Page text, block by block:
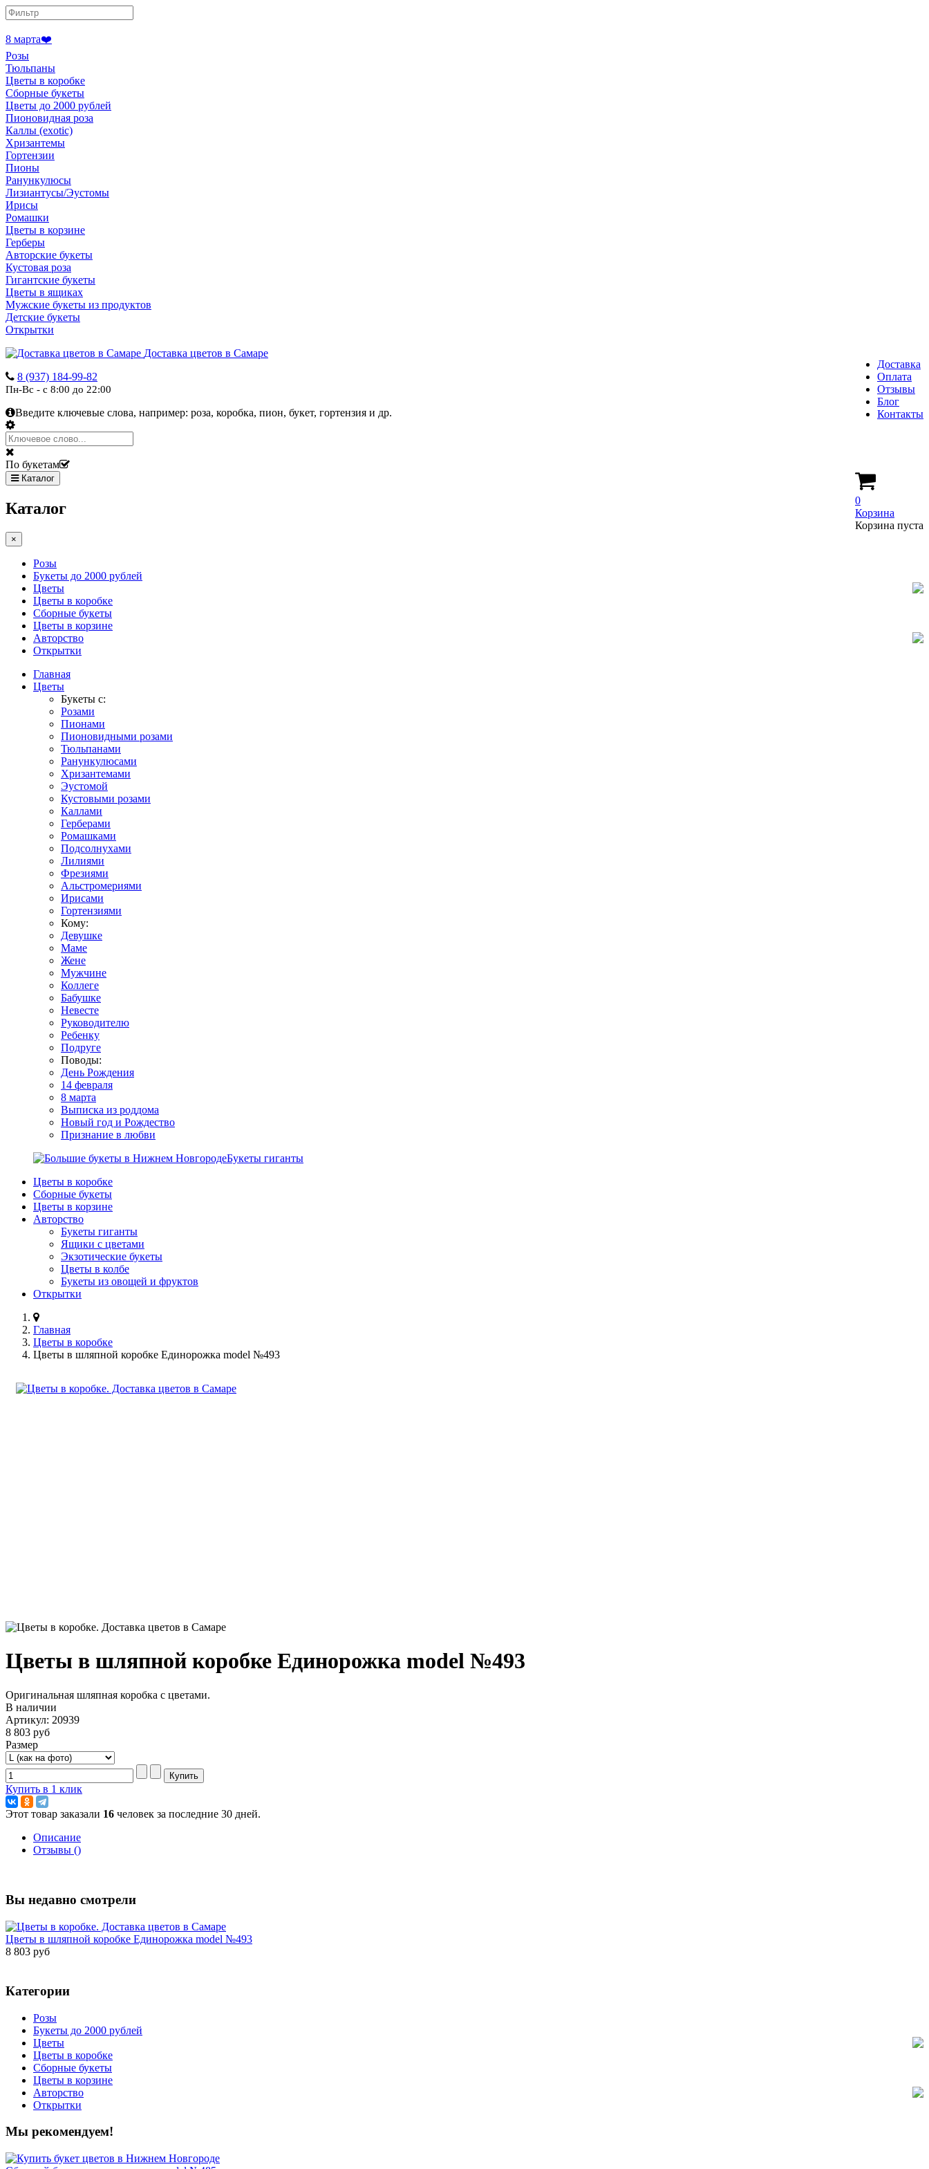
8 марта❤️
Розы
Тюльпаны
Цветы в коробке
Сборные букеты
Цветы до 2000 рублей
Пионовидная роза
Каллы (exotic)
Хризантемы
Гортензии
Пионы
Ранункулюсы
Лизиантусы/Эустомы
Ирисы
Ромашки
Цветы в корзине
Герберы
Авторские букеты
Кустовая роза
Гигантские букеты
Цветы в ящиках
Мужские букеты из продуктов
Детские букеты
Открытки
Доставка
Оплата
Отзывы
Блог
Контакты
Доставка цветов в Самаре
8 (937) 184-99-82
Пн-Вс - с 8:00 до 22:00
Введите ключевые слова, например: роза, коробка, пион, букет, гортензия и др.
По букетам
0
Корзина
Корзина пуста
Каталог
Каталог
×
Розы
Букеты до 2000 рублей
Цветы
Цветы в коробке
Сборные букеты
Цветы в корзине
Авторство
Открытки
Главная
Цветы
Букеты с:
Розами
Пионами
Пионовидными розами
Тюльпанами
Ранункулюсами
Хризантемами
Эустомой
Кустовыми розами
Каллами
Герберами
Ромашками
Подсолнухами
Лилиями
Фрезиями
Альстромериями
Ирисами
Гортензиями
Кому:
Девушке
Маме
Жене
Мужчине
Коллеге
Бабушке
Невесте
Руководителю
Ребенку
Подруге
Поводы:
День Рождения
14 февраля
8 марта
Выписка из роддома
Новый год и Рождество
Признание в любви
Букеты гиганты
Цветы в коробке
Сборные букеты
Цветы в корзине
Авторство
Букеты гиганты
Ящики с цветами
Экзотические букеты
Цветы в колбе
Букеты из овощей и фруктов
Открытки
Главная
Цветы в коробке
Цветы в шляпной коробке Единорожка model №493
Цветы в шляпной коробке Единорожка model №493
Оригинальная шляпная коробка с цветами.
В наличии
Артикул: 20939
8 803 руб
Размер
Купить в 1 клик
Этот товар заказали 16 человек за последние 30 дней.
Описание
Отзывы ()
Вы недавно смотрели
Цветы в шляпной коробке Единорожка model №493
8 803 руб
Категории
Розы
Букеты до 2000 рублей
Цветы
Цветы в коробке
Сборные букеты
Цветы в корзине
Авторство
Открытки
Мы рекомендуем!